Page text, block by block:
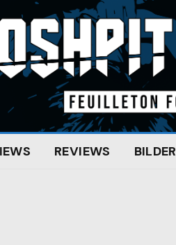
REVIEWS BILDER